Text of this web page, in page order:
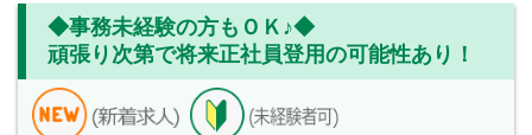
◆事務未経験の方もＯＫ♪◆
頑張り次第で将来正社員登用の可能性あり！